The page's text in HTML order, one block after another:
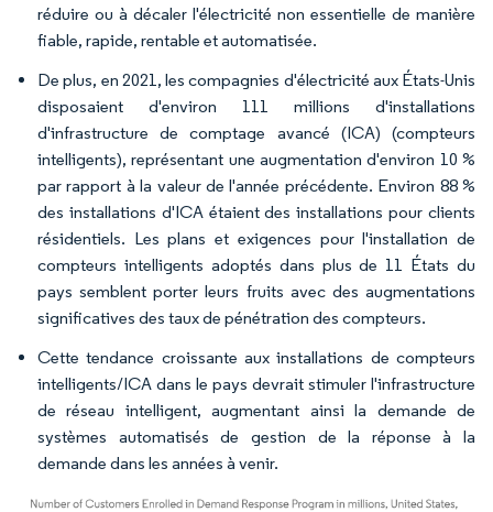
réduire ou à décaler l'électricité non essentielle de manière
fiable, rapide, rentable et automatisée.
De plus, en 2021, les compagnies d'électricité aux États-Unis
disposaient d'environ 111 millions d'installations
d'infrastructure de comptage avancé (ICA) (compteurs
intelligents), représentant une augmentation d'environ 10 %
par rapport à la valeur de l'année précédente. Environ 88 %
des installations d'ICA étaient des installations pour clients
résidentiels. Les plans et exigences pour l'installation de
compteurs intelligents adoptés dans plus de 11 États du
pays semblent porter leurs fruits avec des augmentations
significatives des taux de pénétration des compteurs.
Cette tendance croissante aux installations de compteurs
intelligents/ICA dans le pays devrait stimuler l'infrastructure
de réseau intelligent, augmentant ainsi la demande de
systèmes automatisés de gestion de la réponse à la
demande dans les années à venir.